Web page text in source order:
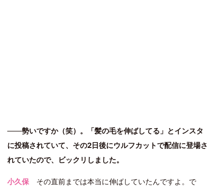
――勢いですか（笑）。「髪の毛を伸ばしてる」とインスタ
に投稿されていて、その2日後にウルフカットで配信に登場さ
れていたので、ビックリしました。
小久保 その直前までは本当に伸ばしていたんですよ。で